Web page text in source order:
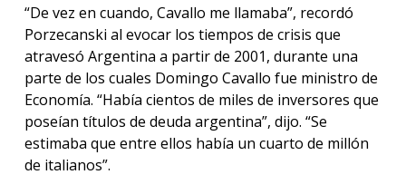
“De vez en cuando, Cavallo me llamaba”, recordó
Porzecanski al evocar los tiempos de crisis que
atravesó Argentina a partir de 2001, durante una
parte de los cuales Domingo Cavallo fue ministro de
Economía. “Había cientos de miles de inversores que
poseían títulos de deuda argentina”, dijo. “Se
estimaba que entre ellos había un cuarto de millón
de italianos”.